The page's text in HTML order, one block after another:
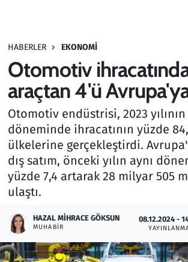
HABERLER EKONOMI
Otomotiv
araçtan 4'ü
Otomotiv endüstrisi, 2023 yılının
döneminde ihracatının yüzde
ülkelerine gerçekleştirdi.
dış satım, önceki yılın aynı
yüzde 7,4 artarak 28 milyar 505
ulaştı.
HAZAL MIHRACE GÖKSUN
MUHABIR
08.12.2024 -
Haber
Kültür Sanat
Kurumsal Haberler
Lezzet Durağı
Memur ve Kamu